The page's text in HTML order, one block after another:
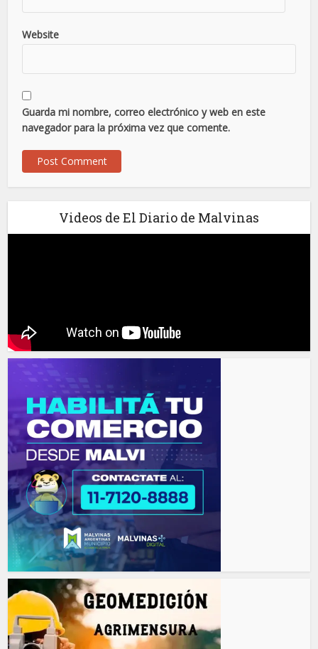
Website
Guarda mi nombre, correo electrónico y web en este
navegador para la próxima vez que comente.
Videos de El Diario de Malvinas